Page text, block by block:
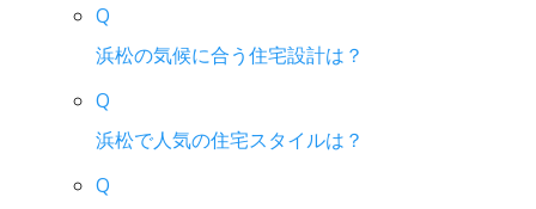
Q
浜松の気候に合う住宅設計は？
Q
浜松で人気の住宅スタイルは？
Q